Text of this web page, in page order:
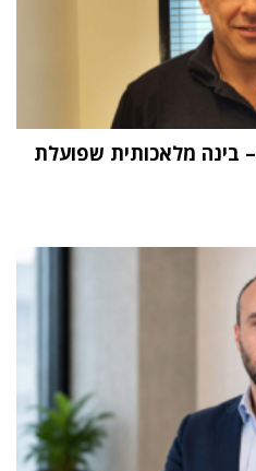
"העתיד הוא Physical AI – בינה מלאכותית שפועלת